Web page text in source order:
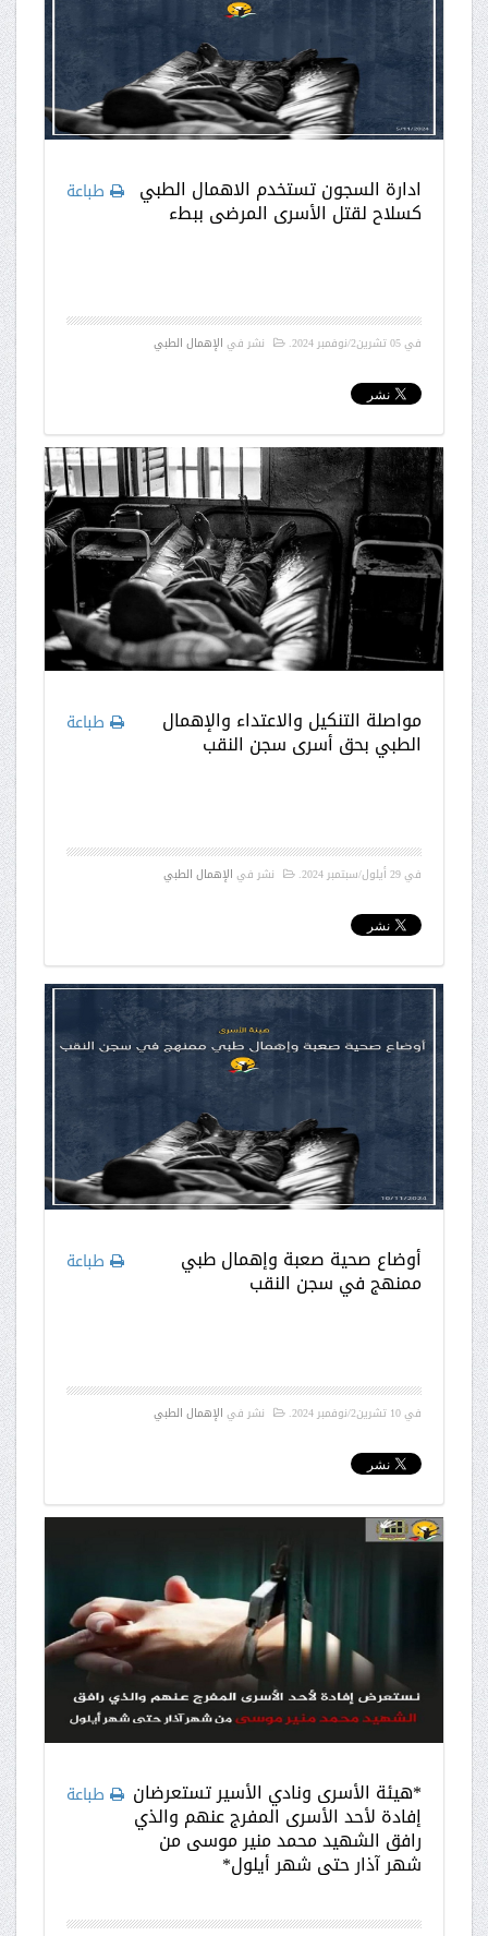
طباعة ادارة السجون تستخدم الاهمال الطبي
كسلاح لقتل الأسرى المرضى ببطء
في05 تشرين2/نوفمبر 2024 . نشر في الإهمال الطبي
طباعة مواصلة التنكيل والاعتداء والإهمال
الطبي بحق أسرى سجن النقب
في29 أيلول/سبتمبر 2024 . نشر في الإهمال الطبي
طباعة أوضاع صحية صعبة وإهمال طبي
ممنهج في سجن النقب
في10 تشرين2/نوفمبر 2024 . نشر في الإهمال الطبي
طباعة *هيئة الأسرى ونادي الأسير تستعرضان
إفادة لأحد الأسرى المفرج عنهم والذي
رافق الشهيد محمد منير موسى من
شهر آذار حتى شهر أيلول*